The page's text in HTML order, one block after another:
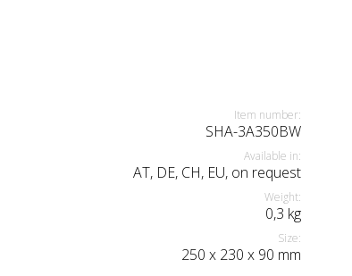
Item number:
SHA-3A350BW
Available in:
AT, DE, CH, EU, on request
Weight:
0,3 kg
Size:
250 x 230 x 90 mm